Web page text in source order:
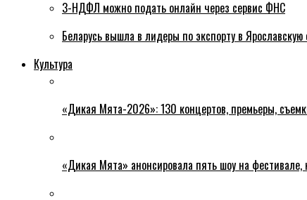
3-НДФЛ можно подать онлайн через сервис ФНС
Беларусь вышла в лидеры по экспорту в
Культура
«Дикая Мята-2026»: 130 концертов, премьеры,
«Дикая Мята» анонсировала пять шоу на фестивале,